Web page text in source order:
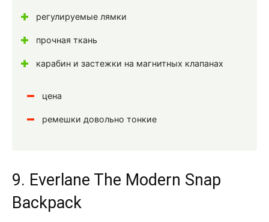
регулируемые лямки
прочная ткань
карабин и застежки на магнитных клапанах
цена
ремешки довольно тонкие
9. Everlane The Modern Snap
Backpack